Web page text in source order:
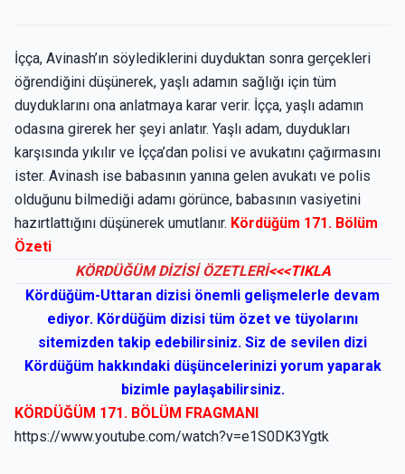
İçça, Avinash’ın söylediklerini duyduktan sonra gerçekleri
öğrendiğini düşünerek, yaşlı adamın sağlığı için tüm
duyduklarını ona anlatmaya karar verir. İçça, yaşlı adamın
odasına girerek her şeyi anlatır. Yaşlı adam, duydukları
karşısında yıkılır ve İçça’dan polisi ve avukatını çağırmasını
ister. Avinash ise babasının yanına gelen avukatı ve polis
olduğunu bilmediği adamı görünce, babasının vasiyetini
hazırtlattığını düşünerek umutlanır. Kördüğüm 171. Bölüm
Özeti
KÖRDÜĞÜM DİZİSİ ÖZETLERİ<<<TIKLA
Kördüğüm-Uttaran dizisi önemli gelişmelerle devam
ediyor. Kördüğüm dizisi tüm özet ve tüyolarını
sitemizden takip edebilirsiniz. Siz de sevilen dizi
Kördüğüm hakkındaki düşüncelerinizi yorum yaparak
bizimle paylaşabilirsiniz.
KÖRDÜĞÜM 171. BÖLÜM FRAGMANI
https://www.youtube.com/watch?v=e1S0DK3Ygtk